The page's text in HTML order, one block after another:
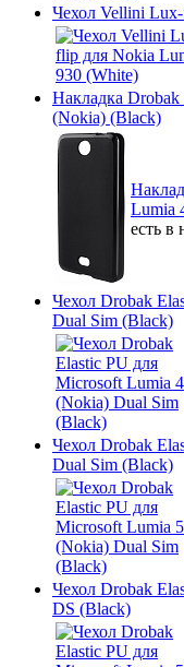
Чехол Vellini
Накладка
(Nokia) (Black)
Lumia
есть в
Чехол Drobak
Dual Sim (Black)
Чехол Drobak
Dual Sim (Black)
Чехол Drobak
DS (Black)